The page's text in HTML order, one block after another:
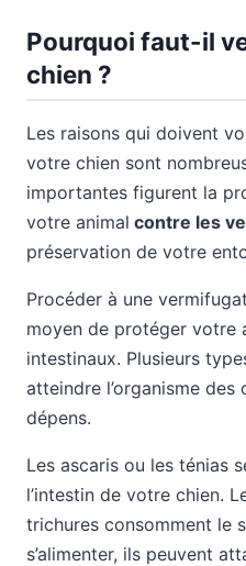
Pourquoi faut-il
chien ?
Les raisons qui doivent
votre chien sont
importantes figurent la
votre animal contre les
préservation de votre
Procéder à une
moyen de protéger votre
intestinaux. Plusieurs
atteindre l’organisme
dépens.
Les ascaris ou les ténias
l’intestin de votre chien.
trichures consomment le
s’alimenter, ils peuvent